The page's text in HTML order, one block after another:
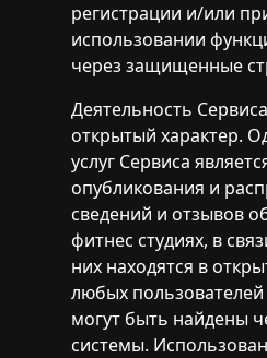
регистрации и/или
использовании
через защищенные
Деятельность
открытый характер.
услуг Сервиса
опубликования и
сведений и отзывов
фитнес студиях, в
них находятся в
любых
могут быть найдены
системы.